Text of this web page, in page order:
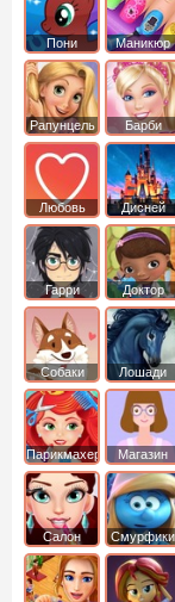
Пони
креатор
Маникюр
Рапунцель Барби
Любовь Дисней
Гарри
Поттер
Доктор
Плюшева
Собаки Лошади
Парикмахер Магазин
Салон Смурфики